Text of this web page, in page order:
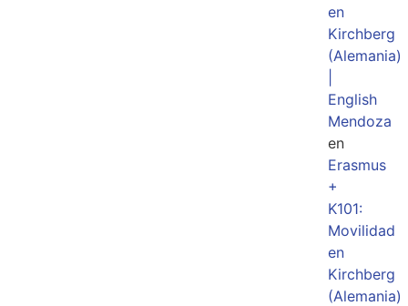
en
Kirchberg
(Alemania)
English
Mendoza
en
Erasmus
+
K101:
Movilidad
en
Kirchberg
(Alemania)